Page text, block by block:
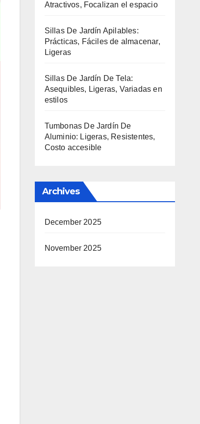
Atractivos, Focalizan el espacio
Sillas De Jardín Apilables:
Prácticas, Fáciles de almacenar,
Ligeras
Sillas De Jardín De Tela:
Asequibles, Ligeras, Variadas en
estilos
Tumbonas De Jardín De
Aluminio: Ligeras, Resistentes,
Costo accesible
Archives
December 2025
November 2025